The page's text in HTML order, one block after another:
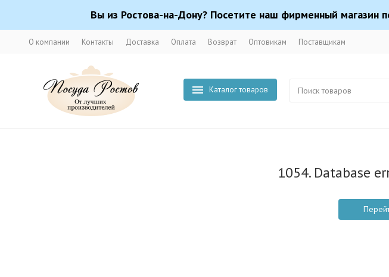
Вы из Ростова-на-Дону? Посетите наш фирменный
О компании Контакты Доставка Оплата Возврат Оптовикам Поставщикам
Каталог товаров
1054. Database